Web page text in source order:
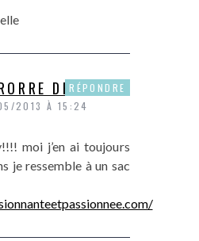
DE P&P
2013 À 15:24
moi j’en ai toujours
je ressemble à un sac
RÉPONDRE